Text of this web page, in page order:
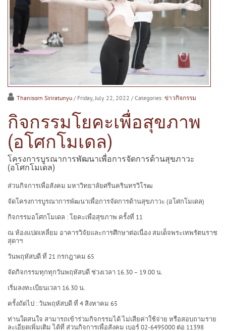
Thanisorn Siriratunyu / Friday, July 22, 2022 / Categories: ข่าวกิจกรรม
กิจกรรมโยคะเพื่อสุขภาพ
(อโศกโมเดล)
โครงการบูรณาการพัฒนาเพื่อการจัดการด้านสุขภาวะ
(อโศกโมเดล)
ส่วนกิจการเพื่อสังคม มหาวิทยาลัยศรีนครินทรวิโรฒ
จัดโครงการบูรณาการพัฒนาเพื่อการจัดการด้านสุขภาวะ (อโศกโมเดล)
กิจกรรมอโศกโมเดล : โยคะเพื่อสุขภาพ ครั้งที่ 11
ณ ห้องแปดเหลี่ยม อาคารวิจัยและการศึกษาต่อเนื่อง สมเด็จพระเทพรัตนราช
สุดาฯ
วันพฤหัสบดี ที่ 21 กรกฎาคม 65
จัดกิจกรรมทุกทุกวันพฤหัสบดี ช่วงเวลา 16.30 – 19.00 น.
เริ่มลงทะเบียนเวลา 16.30 น.
ครั้งถัดไป : วันพฤหัสบดี ที่ 4 สิงหาคม 65
ท่านใดสนใจ สามารถเข้าร่วมกิจกรรมได้ ไม่เสียค่าใช้จ่าย หรือสอบถามราย
ละเอียดเพิ่มเติม ได้ที่ ส่วนกิจการเพื่อสังคม เบอร์ 02-6495000 ต่อ 11398